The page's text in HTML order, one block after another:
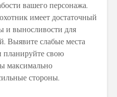
вашего персонажа.
имеет достаточный
и выносливости для
Выявите слабые места
планируйте свою
максимально
стороны.